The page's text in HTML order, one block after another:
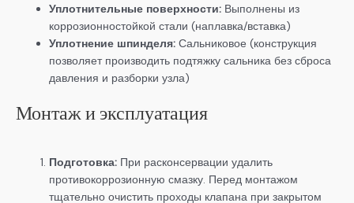
Уплотнительные поверхности: Выполнены из
коррозионностойкой стали (наплавка/вставка)
Уплотнение шпинделя: Сальниковое (конструкция
позволяет производить подтяжку сальника без сброса
давления и разборки узла)
Монтаж и эксплуатация
Подготовка: При расконсервации удалить
противокоррозионную смазку. Перед монтажом
тщательно очистить проходы клапана при закрытом